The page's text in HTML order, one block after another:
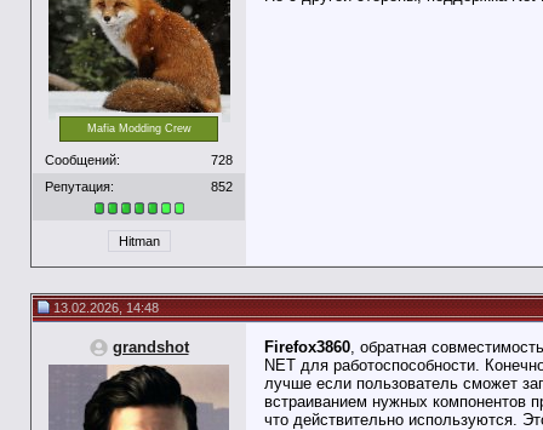
Mafia Modding Crew
Сообщений:
728
Репутация:
852
Hitman
13.02.2026, 14:48
grandshot Firefox3860, обратная
NET для работоспособности.
лучше если пользователь сможет
встраиванием нужных компонентов
что действительно используются.